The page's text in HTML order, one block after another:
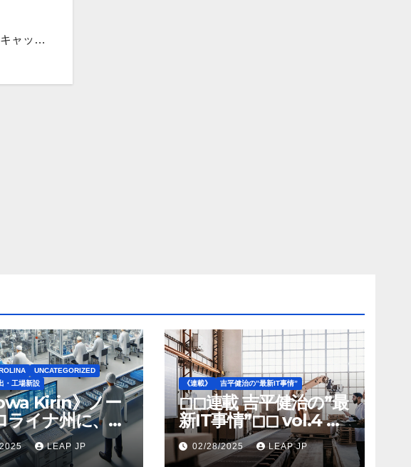
キャッ…
UNCATEGORIZED
・工場新設
Kirin》ノー
ライナ州に、北
ジョン初の工場
決定
LEAP JP
《連載》 吉平健治の”最新IT事情”
◻︎◻︎連載 吉平健治の”最
新IT事情”◻︎◻︎ vol.4 AI
導入が変革を加速する
米国製造業の最前線
02/28/2025 LEAP JP